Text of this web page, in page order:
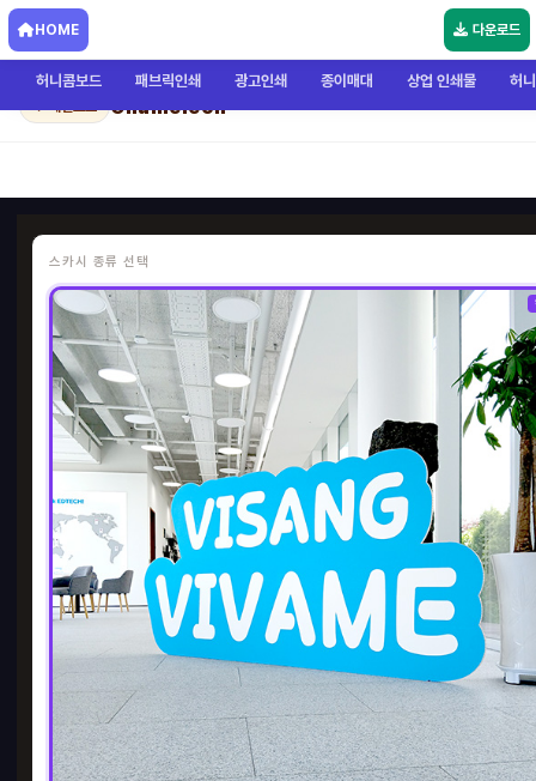
HOME 다운로드
허니콤보드 패브릭인쇄 광고인쇄 종이매대 상업 인쇄물 허
허니
전시부
← 메인으로 Chameleon
스카시 종류 선택